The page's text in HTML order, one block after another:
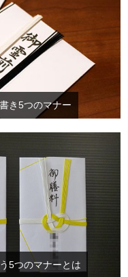
き5つのマナー
5つのマナーとは